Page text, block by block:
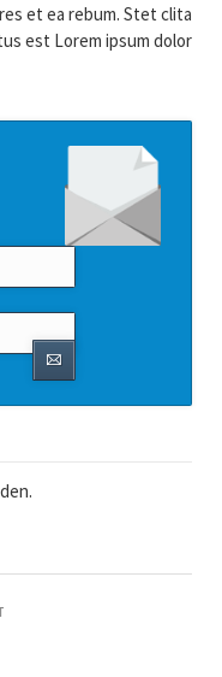
et ea rebum. Stet clita
est Lorem ipsum dolor